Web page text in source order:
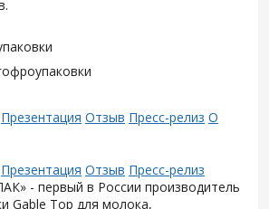
Презентация Отзыв Пресс-релиз О
Презентация Отзыв Пресс-релиз
- первый в России производитель
Gable Top для молока,